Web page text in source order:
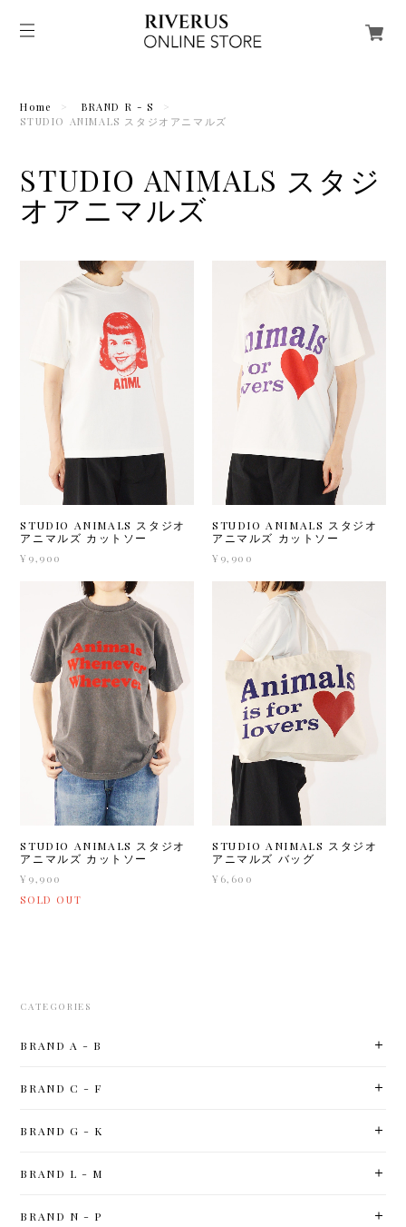
Home
BRAND R - S
STUDIO ANIMALS スタジオアニマルズ
STUDIO ANIMALS スタジ
オアニマルズ
STUDIO ANIMALS スタジオ
アニマルズ カットソー
¥9,900
STUDIO ANIMALS スタジオ
アニマルズ カットソー
¥9,900
STUDIO ANIMALS スタジオ
アニマルズ カットソー
¥9,900
SOLD OUT
STUDIO ANIMALS スタジオ
アニマルズ バッグ
¥6,600
CATEGORIES
BRAND A - B
BRAND C - F
BRAND G - K
BRAND L - M
BRAND N - P